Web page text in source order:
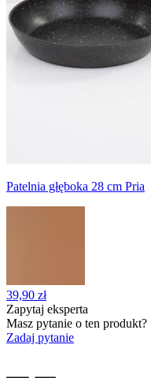
Patelnia głęboka 28 cm Pria
39,90 zł
Zapytaj eksperta
Masz pytanie o ten produkt?
Zadaj pytanie